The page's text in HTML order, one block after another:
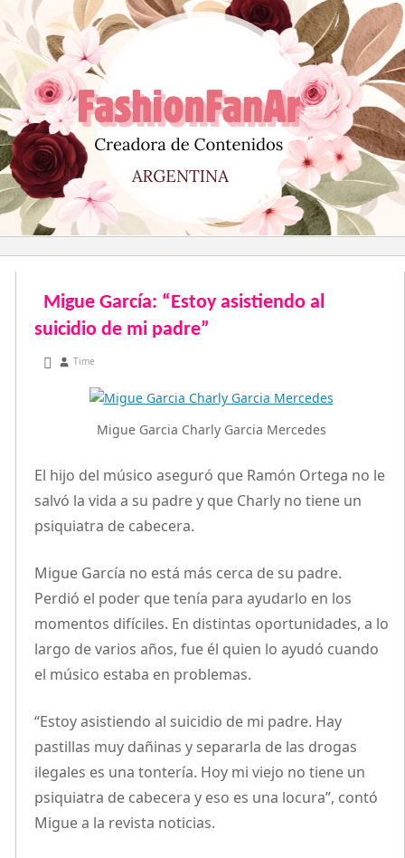
al
contenido
Migue García: “Estoy asistiendo al
suicidio de mi padre”
abril 12, 2011
Time
Migue Garcia Charly Garcia Mercedes
El hijo del músico aseguró que Ramón Ortega no le
salvó la vida a su padre y que Charly no tiene un
psiquiatra de cabecera.
Migue García no está más cerca de su padre.
Perdió el poder que tenía para ayudarlo en los
momentos difíciles. En distintas oportunidades, a lo
largo de varios años, fue él quien lo ayudó cuando
el músico estaba en problemas.
“Estoy asistiendo al suicidio de mi padre. Hay
pastillas muy dañinas y separarla de las drogas
ilegales es una tontería. Hoy mi viejo no tiene un
psiquiatra de cabecera y eso es una locura”, contó
Migue a la revista noticias.